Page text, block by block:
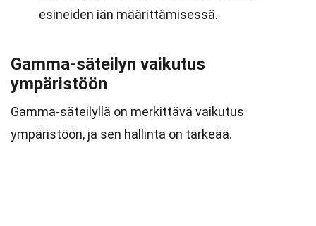
esineiden iän määrittämisessä.
Gamma-säteilyn vaikutus
ympäristöön
Gamma-säteilyllä on merkittävä vaikutus
ympäristöön, ja sen hallinta on tärkeää.